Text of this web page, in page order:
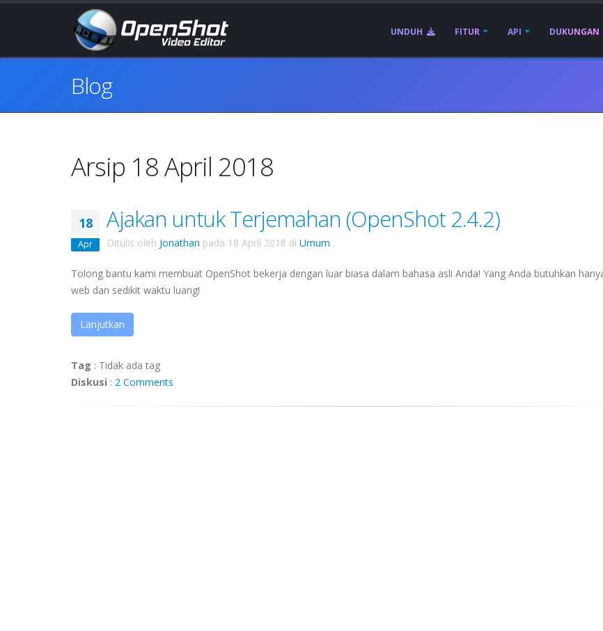
UNDUH FITUR API DUKUNGAN
Blog
Arsip 18 April 2018
18
Apr
Ajakan untuk Terjemahan (OpenShot 2.4.2)
Ditulis oleh Jonathan pada 18 April 2018 di Umum .
Tolong bantu kami membuat OpenShot bekerja dengan luar biasa dalam bahasa asli Anda! Yang Anda butuhkan
web dan sedikit waktu luang!
Lanjutkan
Tag : Tidak ada tag
Diskusi : 2 Comments